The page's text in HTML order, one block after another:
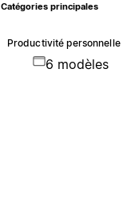
Catégories principales
Productivité personnelle
6 modèles